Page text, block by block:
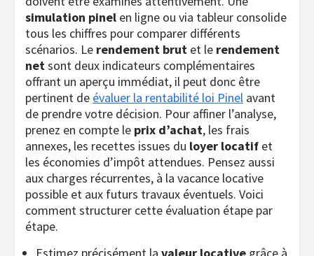
simulation pinel en ligne ou via tableur consolide
tous les chiffres pour comparer différents
scénarios. Le rendement brut et le rendement
netsont deux indicateurs complémentaires
offrant un aperçu immédiat, il peut donc être
pertinent de évaluer la rentabilité loi Pinel avant
de prendre votre décision. Pour affiner l’analyse,
prenez en compte le prix d’achat, les frais
annexes, les recettes issues du loyer locatif et
les économies d’impôt attendues. Pensez aussi
aux charges récurrentes, à la vacance locative
possible et aux futurs travaux éventuels. Voici
comment structurer cette évaluation étape par
étape.
Estimez précisément la valeur locative grâce à